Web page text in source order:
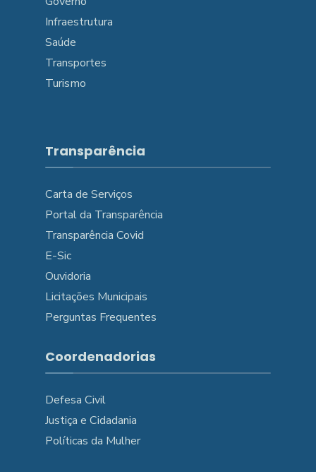
Infraestrutura
Saúde
Transportes
Turismo
Transparência
Carta de Serviços
Portal da Transparência
Transparência Covid
E-Sic
Ouvidoria
Licitações Municipais
Perguntas Frequentes
Coordenadorias
Defesa Civil
Justiça e Cidadania
Políticas da Mulher